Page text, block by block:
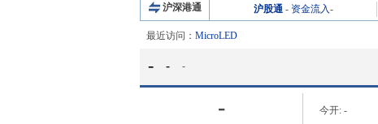
沪深港通 沪股通 - 资金流入-
最近访问： MicroLED
- - -
- 今开: -